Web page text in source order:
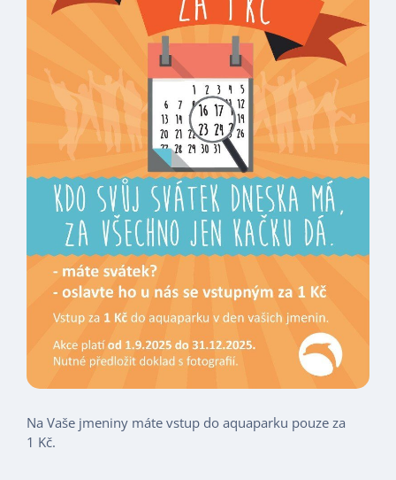
Na Vaše jmeniny máte vstup do aquaparku pouze za
1 Kč.